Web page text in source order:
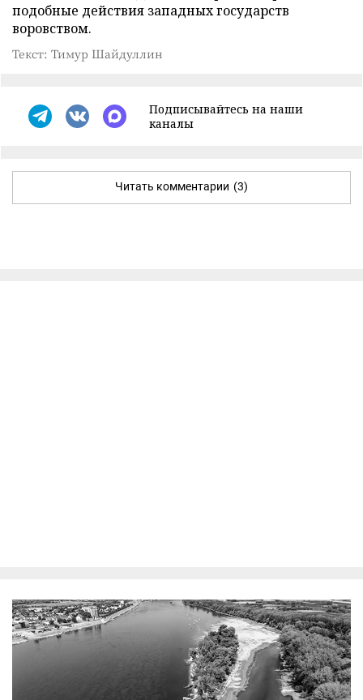
подобные действия западных государств
воровством.
Текст: Тимур Шайдуллин
Подписывайтесь на наши
каналы
Читать комментарии (3)